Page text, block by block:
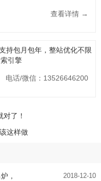
查看详情 →
持包月包年，整站优化不限
引擎
电话/微信：13526646200
了！
这样做
2018-12-10
，